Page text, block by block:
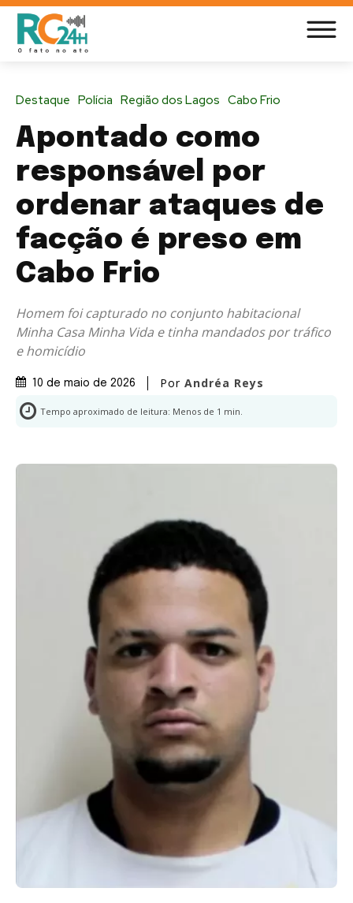
Destaque Polícia Região dos Lagos Cabo Frio
Apontado como
responsável por
ordenar ataques de
facção é preso em
Cabo Frio
Homem foi capturado no conjunto habitacional
Minha Casa Minha Vida e tinha mandados por tráfico
e homicídio
10 de maio de 2026 Por Andréa Reys
Tempo aproximado de leitura: Menos de 1 min.